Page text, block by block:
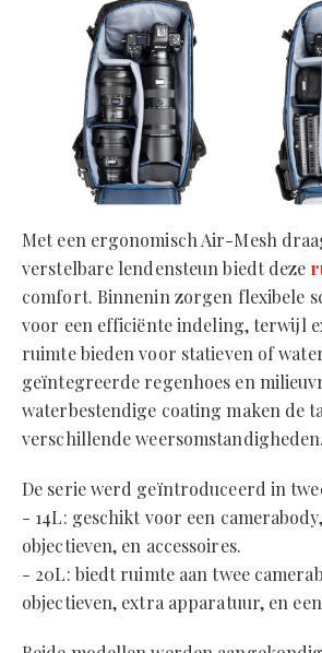
Met een ergonomisch Air-Mesh
verstelbare lendensteun biedt deze
comfort. Binnenin zorgen flexibele
voor een efficiënte indeling, terwijl
ruimte bieden voor statieven of
geïntegreerde regenhoes en
waterbestendige coating maken de
verschillende weersomstandigheden.
De serie werd geïntroduceerd in
- 14L: geschikt voor een
objectieven, en accessoires.
- 20L: biedt ruimte aan twee
objectieven, extra apparatuur, en